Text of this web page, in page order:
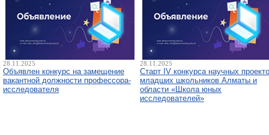
28.11.2025
Объявлен конкурс на замещение
вакантной должности профессора-
исследователя
28.11.2025
Старт IV конкурса научных
младших школьников Алматы и
области «Школа юных
исследователей»